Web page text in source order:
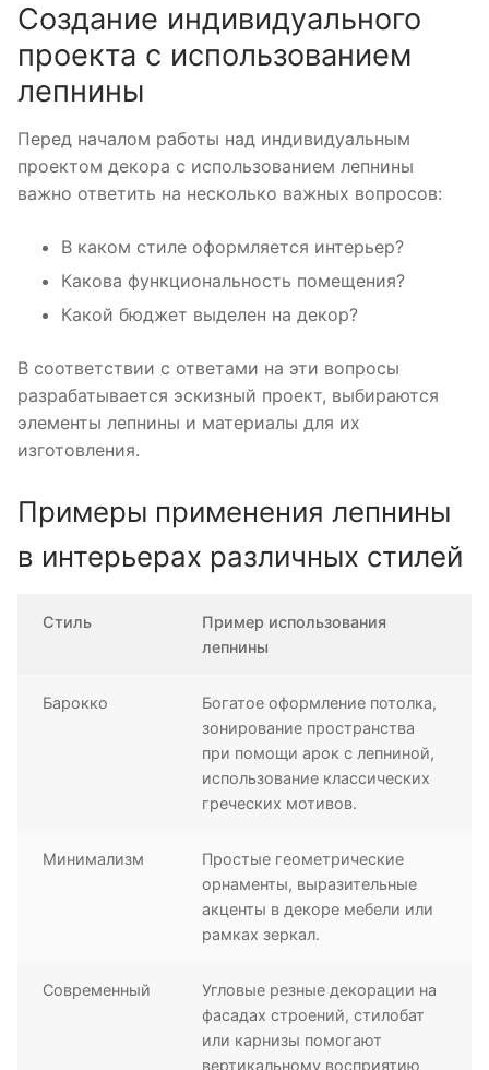
Создание индивидуального
проекта с использованием
лепнины
Перед началом работы над индивидуальным
проектом декора с использованием лепнины
важно ответить на несколько важных вопросов:
В каком стиле оформляется интерьер?
Какова функциональность помещения?
Какой бюджет выделен на декор?
В соответствии с ответами на эти вопросы
разрабатывается эскизный проект, выбираются
элементы лепнины и материалы для их
изготовления.
Примеры применения лепнины
в интерьерах различных стилей
Стиль
Пример использования
лепнины
Барокко
Богатое оформление потолка,
зонирование пространства
при помощи арок с лепниной,
использование классических
греческих мотивов.
Минимализм
Простые геометрические
орнаменты, выразительные
акценты в декоре мебели или
рамках зеркал.
Современный
Угловые резные декорации на
фасадах строений, стилобат
или карнизы помогают
вертикальному восприятию